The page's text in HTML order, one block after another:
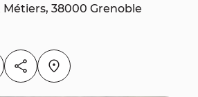
38000 Grenoble